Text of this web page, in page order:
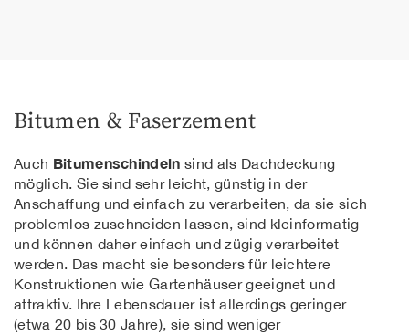
Bitumen & Faserzement
Auch Bitumenschindeln sind als Dachdeckung
möglich. Sie sind sehr leicht, günstig in der
Anschaffung und einfach zu verarbeiten, da sie sich
problemlos zuschneiden lassen, sind kleinformatig
und können daher einfach und zügig verarbeitet
werden. Das macht sie besonders für leichtere
Konstruktionen wie Gartenhäuser geeignet und
attraktiv. Ihre Lebensdauer ist allerdings geringer
(etwa 20 bis 30 Jahre), sie sind weniger